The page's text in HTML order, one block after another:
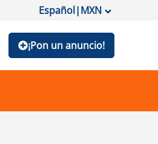
Español|MXN
¡Pon un anuncio!